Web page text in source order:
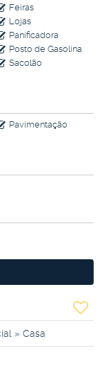
Feiras
Lojas
Panificadora
Posto de Gasolina
Sacolão
Pavimentação
» Casa